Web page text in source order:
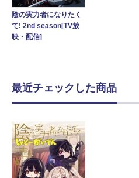
陰の実力者になりたく
て! 2nd season[TV放
映・配信]
最近チェックした商品